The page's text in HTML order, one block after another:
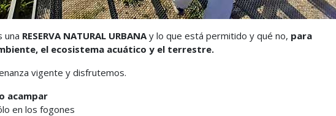
una RESERVA NATURAL URBANAy lo que está permitido y qué no, para
el ecosistema acuático y el terrestre.
vigente y disfrutemos.
acampar
en los fogones